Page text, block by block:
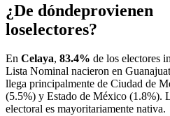
¿De dóndeprovienen
loselectores?
En Celaya, 83.4% de los electores
Lista Nominal nacieron en
llega principalmente de Ciudad de
(5.5%) y Estado de México (1.8%).
electoral es mayoritariamente nativa.